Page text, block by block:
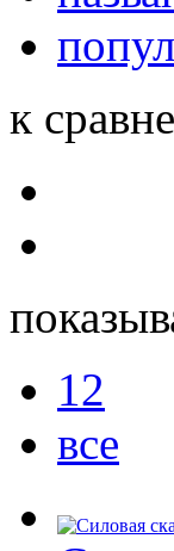
к
12
все